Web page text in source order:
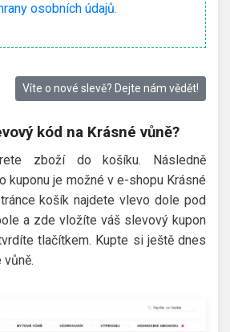
osobních údajů.
Víte o nové slevě? Dejte nám vědět!
kód na Krásné vůně?
zboží do košíku. Následně
kuponu je možné v e-shopu Krásné
košík najdete vlevo dole pod
a zde vložíte váš slevový kupon
tlačítkem. Kupte si ještě dnes